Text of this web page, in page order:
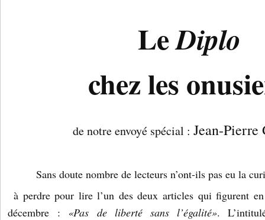
LeDiplo
chez les
de notre envoyé spécial : Jean-Pierre
Sans doute nombre de lecteurs n’ont-ils pas eu la
à perdre pour lire l’un des deux articles qui figurent
décembre : «Pas de liberté sans l’égalité».